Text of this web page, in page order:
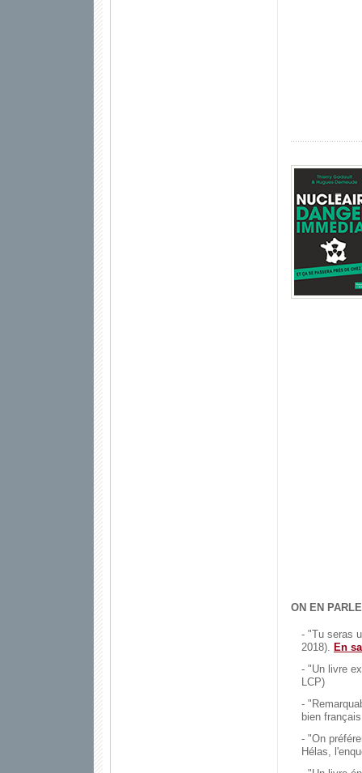
ON EN
- "Tu seras
2018). En
- "Un livre
LCP)
-
bien
- "On
Hélas,